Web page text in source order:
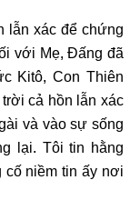
xác để chứng
với Mẹ, Đấng đã
Kitô, Con Thiên
cả hồn lẫn xác
và vào sự sống
lại. Tôi tin hằng
niềm tin ấy nơi